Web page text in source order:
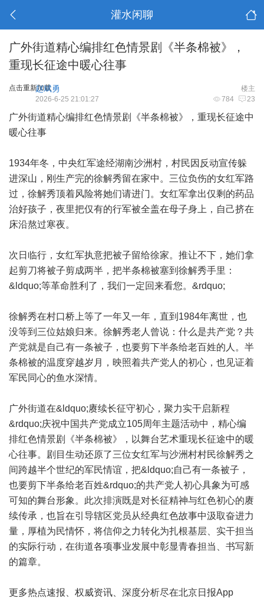
灌水闲聊
广外街道精心编排红色情景剧《半条棉被》，
重现长征途中暖心往事
点击重新加载 楼主
赵斌勇
784 23
2026-6-25 21:01:27
广外街道精心编排红色情景剧《半条棉被》，重现长征途中
暖心往事
1934年冬，中央红军途经湖南沙洲村，村民因反动宣传躲
进深山，刚生产完的徐解秀留在家中。三位负伤的女红军路
过，徐解秀顶着风险将她们请进门。女红军拿出仅剩的药品
治好孩子，夜里把仅有的行军被全盖在母子身上，自己挤在
床沿熬过寒夜。
次日临行，女红军执意把被子留给徐家。推让不下，她们拿
起剪刀将被子剪成两半，把半条棉被塞到徐解秀手里：
&ldquo;等革命胜利了，我们一定回来看您。&rdquo;
徐解秀在村口桥上等了一年又一年，直到1984年离世，也
没等到三位姑娘归来。徐解秀老人曾说：什么是共产党？共
产党就是自己有一条被子，也要剪下半条给老百姓的人。半
条棉被的温度穿越岁月，映照着共产党人的初心，也见证着
军民同心的鱼水深情。
广外街道在&ldquo;赓续长征守初心，聚力实干启新程
&rdquo;庆祝中国共产党成立105周年主题活动中，精心编
排红色情景剧《半条棉被》，以舞台艺术重现长征途中的暖
心往事。剧目生动还原了三位女红军与沙洲村村民徐解秀之
间跨越半个世纪的军民情谊，把&ldquo;自己有一条被子，
也要剪下半条给老百姓&rdquo;的共产党人初心具象为可感
可知的舞台形象。此次排演既是对长征精神与红色初心的赓
续传承，也旨在引导辖区党员从经典红色故事中汲取奋进力
量，厚植为民情怀，将信仰之力转化为扎根基层、实干担当
的实际行动，在街道各项事业发展中彰显青春担当、书写新
的篇章。
更多热点速报、权威资讯、深度分析尽在北京日报App